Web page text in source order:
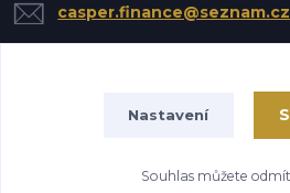
casper.finance@seznam.cz
Vytvořeno na
Nastavení
Souhlas můžete